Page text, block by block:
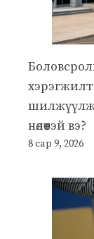
шилжүүлж
нөлөөтэй вэ?
8 сар 9, 2026